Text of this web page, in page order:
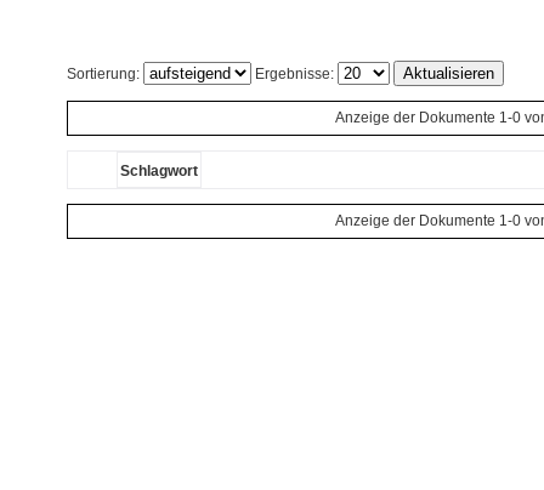
Sortierung: Ergebnisse:
Anzeige der Dokumente 1-0
Schlagwort
Anzeige der Dokumente 1-0